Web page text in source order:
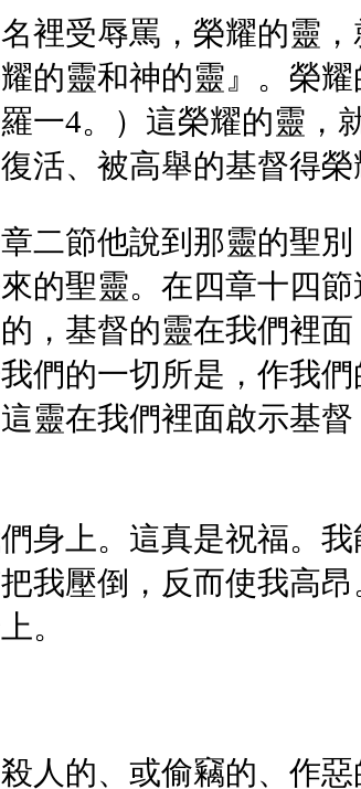
裡受辱罵，榮耀的靈
的靈和神的靈』。榮
一4。）這榮耀的靈，
活、被高舉的基督得榮
二節他說到那靈的聖
的聖靈。在四章十四
，基督的靈在我們裡面
們的一切所是，作我
靈在我們裡面啟示基
身上。這真是祝福。
我壓倒，反而使我高
。
人的、或偷竊的、作